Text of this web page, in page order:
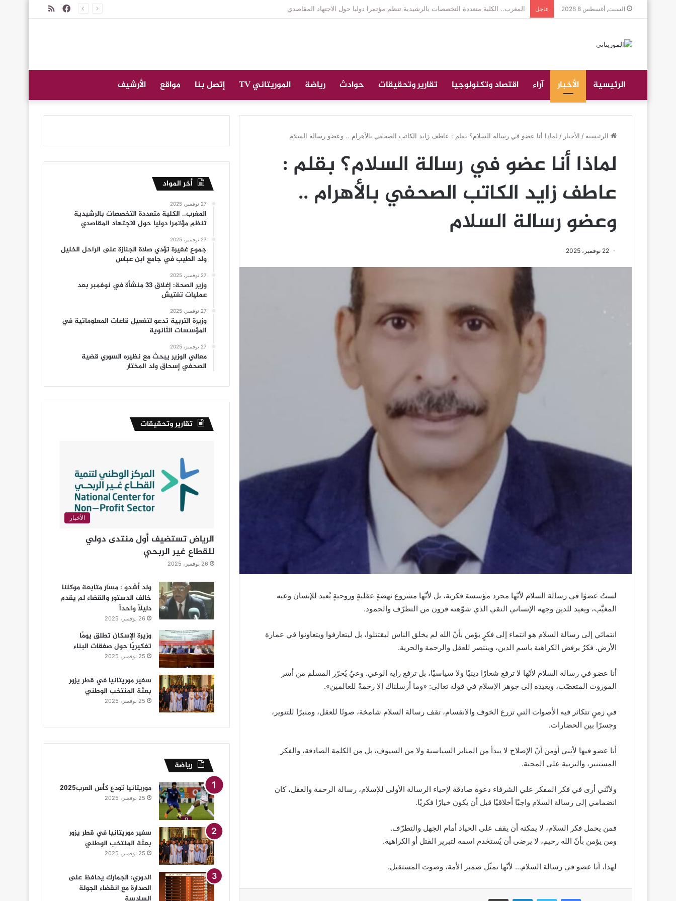
السبت, أغسطس 8 2026 عاجل جموع غفيرة تؤدي صلاة الجنازة على الراحل الخليل ولد الطيب في جامع ابن عباس
ملخصفيسبوك
الرئيسية الأخبار آراء اقتصاد وتكنولوجيا تقارير وتحقيقات حوادث رياضة الموريتاني TV إتصل بنا مواقع الأرشيف
الرئيسية / الأخبار / لماذا أنا عضو في رسالة السلام؟ بقلم : عاطف زايد الكاتب الصحفي بالأهرام .. وعضو رسالة السلام
لماذا أنا عضو في رسالة السلام؟ بقلم :
عاطف زايد الكاتب الصحفي بالأهرام ..
وعضو رسالة السلام
22 نوفمبر، 2025
لستُ عضوًا في رسالة السلام لأنّها مجرد مؤسسة فكرية، بل لأنّها مشروع نهضةٍ عقليةٍ وروحيةٍ يُعيد للإنسان وعيه
المغيَّب، ويعيد للدين وجهه الإنساني النقي الذي شوّهته قرون من التطرّف والجمود.
انتمائي إلى رسالة السلام هو انتماء إلى فكرٍ يؤمن بأنّ الله لم يخلق الناس ليقتتلوا، بل ليتعارفوا ويتعاونوا في عمارة
الأرض. فكرٌ يرفض الكراهية باسم الدين، وينتصر للعقل والرحمة والحرية.
أنا عضو في رسالة السلام لأنّها لا ترفع شعارًا دينيًا ولا سياسيًا، بل ترفع راية الوعي. وعيٌ يُحرّر المسلم من أسر
الموروث المتعصّب، ويعيده إلى جوهر الإسلام في قوله تعالى: «وما أرسلناك إلا رحمةً للعالمين».
في زمنٍ تتكاثر فيه الأصوات التي تزرع الخوف والانقسام، تقف رسالة السلام شامخة، صوتًا للعقل، ومنبرًا للتنوير،
وجسرًا بين الحضارات.
أنا عضو فيها لأنني أؤمن أنّ الإصلاح لا يبدأ من المنابر السياسية ولا من السيوف، بل من الكلمة الصادقة، والفكر
المستنير، والتربية على المحبة.
ولأنّني أرى في فكر المفكر علي الشرفاء دعوة صادقة لإحياء الرسالة الأولى للإسلام، رسالة الرحمة والعقل، كان
انضمامي إلى رسالة السلام واجبًا أخلاقيًا قبل أن يكون خيارًا فكريًا.
فمن يحمل فكر السلام، لا يمكنه أن يقف على الحياد أمام الجهل والتطرّف.
ومن يؤمن بأنّ الله رحيم، لا يرضى أن يُستخدم اسمه لتبرير القتل أو الكراهية.
لهذا، أنا عضو في رسالة السلام… لأنّها تمثّل ضمير الأمة، وصوت المستقبل.
فيسبوك تويتر لينكدإن طباعة
أخر المواد
27 نوفمبر، 2025
المغرب.. الكلية متعددة التخصصات بالرشيدية
تنظم مؤتمرا دوليا حول الاجتهاد المقاصدي
27 نوفمبر، 2025
جموع غفيرة تؤدي صلاة الجنازة على الراحل الخليل
ولد الطيب في جامع ابن عباس
27 نوفمبر، 2025
وزير الصحة: إغلاق 33 منشأة في نوفمبر بعد
عمليات تفتيش
27 نوفمبر، 2025
وزيرة التربية تدعو لتفعيل قاعات المعلوماتية في
المؤسسات الثانوية
27 نوفمبر، 2025
معالي الوزير يبحث مع نظيره السوري قضية
الصحفي إسحاق ولد المختار
تقارير وتحقيقات
الأخبار
الرياض تستضيف أول منتدى دولي
للقطاع غير الربحي
26 نوفمبر، 2025
ولد أشدو : مسار متابعة موكلنا
خالف الدستور والقضاء لم يقدم
دليلاً واحداً
26 نوفمبر، 2025
وزيرة الإسكان تطلق يومًا
تفكيريًا حول صفقات البناء
25 نوفمبر، 2025
سفير موريتانيا في قطر يزور
بعثة المنتخب الوطني
25 نوفمبر، 2025
رياضة
موريتانيا تودع كأس العرب2025
25 نوفمبر، 2025
سفير موريتانيا في قطر يزور
بعثة المنتخب الوطني
25 نوفمبر، 2025
الدوري: الجمارك يحافظ على
الصدارة مع انقضاء الجولة
السادسة